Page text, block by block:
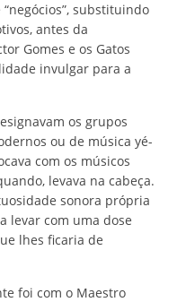
substituindo
antes da
Gomes e os Gatos
invulgar para a
os grupos
ou de música yé-
com os músicos
levava na cabeça.
sonora própria
levar com uma dose
lhes ficaria de
foi com o Maestro